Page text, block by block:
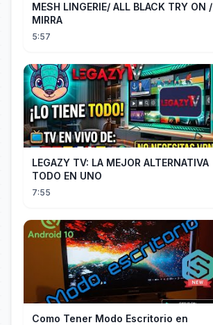
MESH LINGERIE/ ALL BLACK TRY ON /
MIRRA
5:57
LEGAZY TV: LA MEJOR ALTERNATIVA
TODO EN UNO
7:55
Como Tener Modo Escritorio en